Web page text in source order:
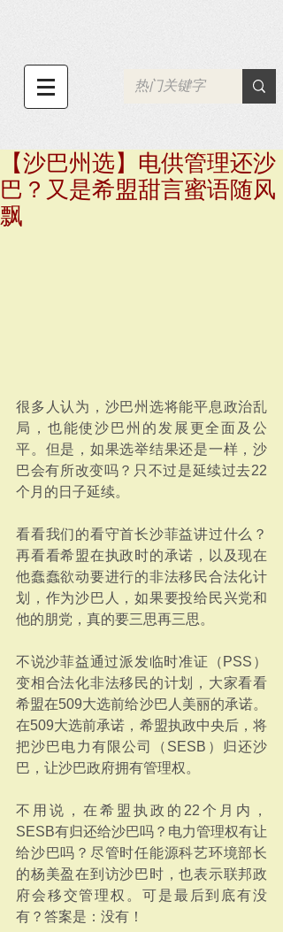
【沙巴州选】电供管理还沙
巴？又是希盟甜言蜜语随风
飘
很多人认为，沙巴州选将能平息政治乱
局，也能使沙巴州的发展更全面及公
平。但是，如果选举结果还是一样，沙
巴会有所改变吗？只不过是延续过去22
个月的日子延续。
看看我们的看守首长沙菲益讲过什么？
再看看希盟在执政时的承诺，以及现在
他蠢蠢欲动要进行的非法移民合法化计
划，作为沙巴人，如果要投给民兴党和
他的朋党，真的要三思再三思。
不说沙菲益通过派发临时准证（PSS）
变相合法化非法移民的计划，大家看看
希盟在509大选前给沙巴人美丽的承诺。
在509大选前承诺，希盟执政中央后，将
把沙巴电力有限公司（SESB）归还沙
巴，让沙巴政府拥有管理权。
不用说，在希盟执政的22个月内，
SESB有归还给沙巴吗？电力管理权有让
给沙巴吗？尽管时任能源科艺环境部长
的杨美盈在到访沙巴时，也表示联邦政
府会移交管理权。可是最后到底有没
有？答案是：没有！